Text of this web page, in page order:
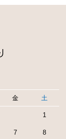
金 土
1
7 8